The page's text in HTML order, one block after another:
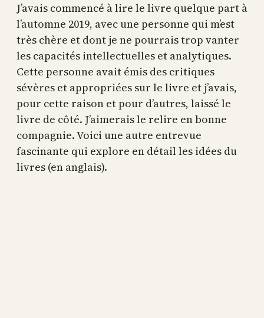
J’avais commencé à lire le livre quelque part à
l’automne 2019, avec une personne qui m’est
très chère et dont je ne pourrais trop vanter
les capacités intellectuelles et analytiques.
Cette personne avait émis des critiques
sévères et appropriées sur le livre et j’avais,
pour cette raison et pour d’autres, laissé le
livre de côté. J’aimerais le relire en bonne
compagnie. Voici une autre entrevue
fascinante qui explore en détail les idées du
livres (en anglais).